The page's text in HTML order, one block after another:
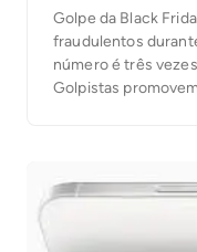
Golpe da Black
fraudulentos
número é três
Golpistas